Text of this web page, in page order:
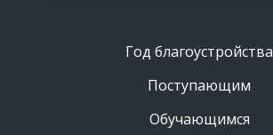
Год благоустройства
Поступающим
Обучающимся